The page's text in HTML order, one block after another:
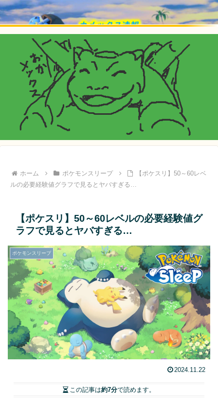
ホーム ポケモンスリープ
【ポケスリ】50～60レベ
ルの必要経験値グラフで見るとヤバすぎる…
【ポケスリ】50～60レベルの必要経験値グ
ラフで見るとヤバすぎる…
ポケモンスリープ
2024.11.22
この記事は約7分で読めます。